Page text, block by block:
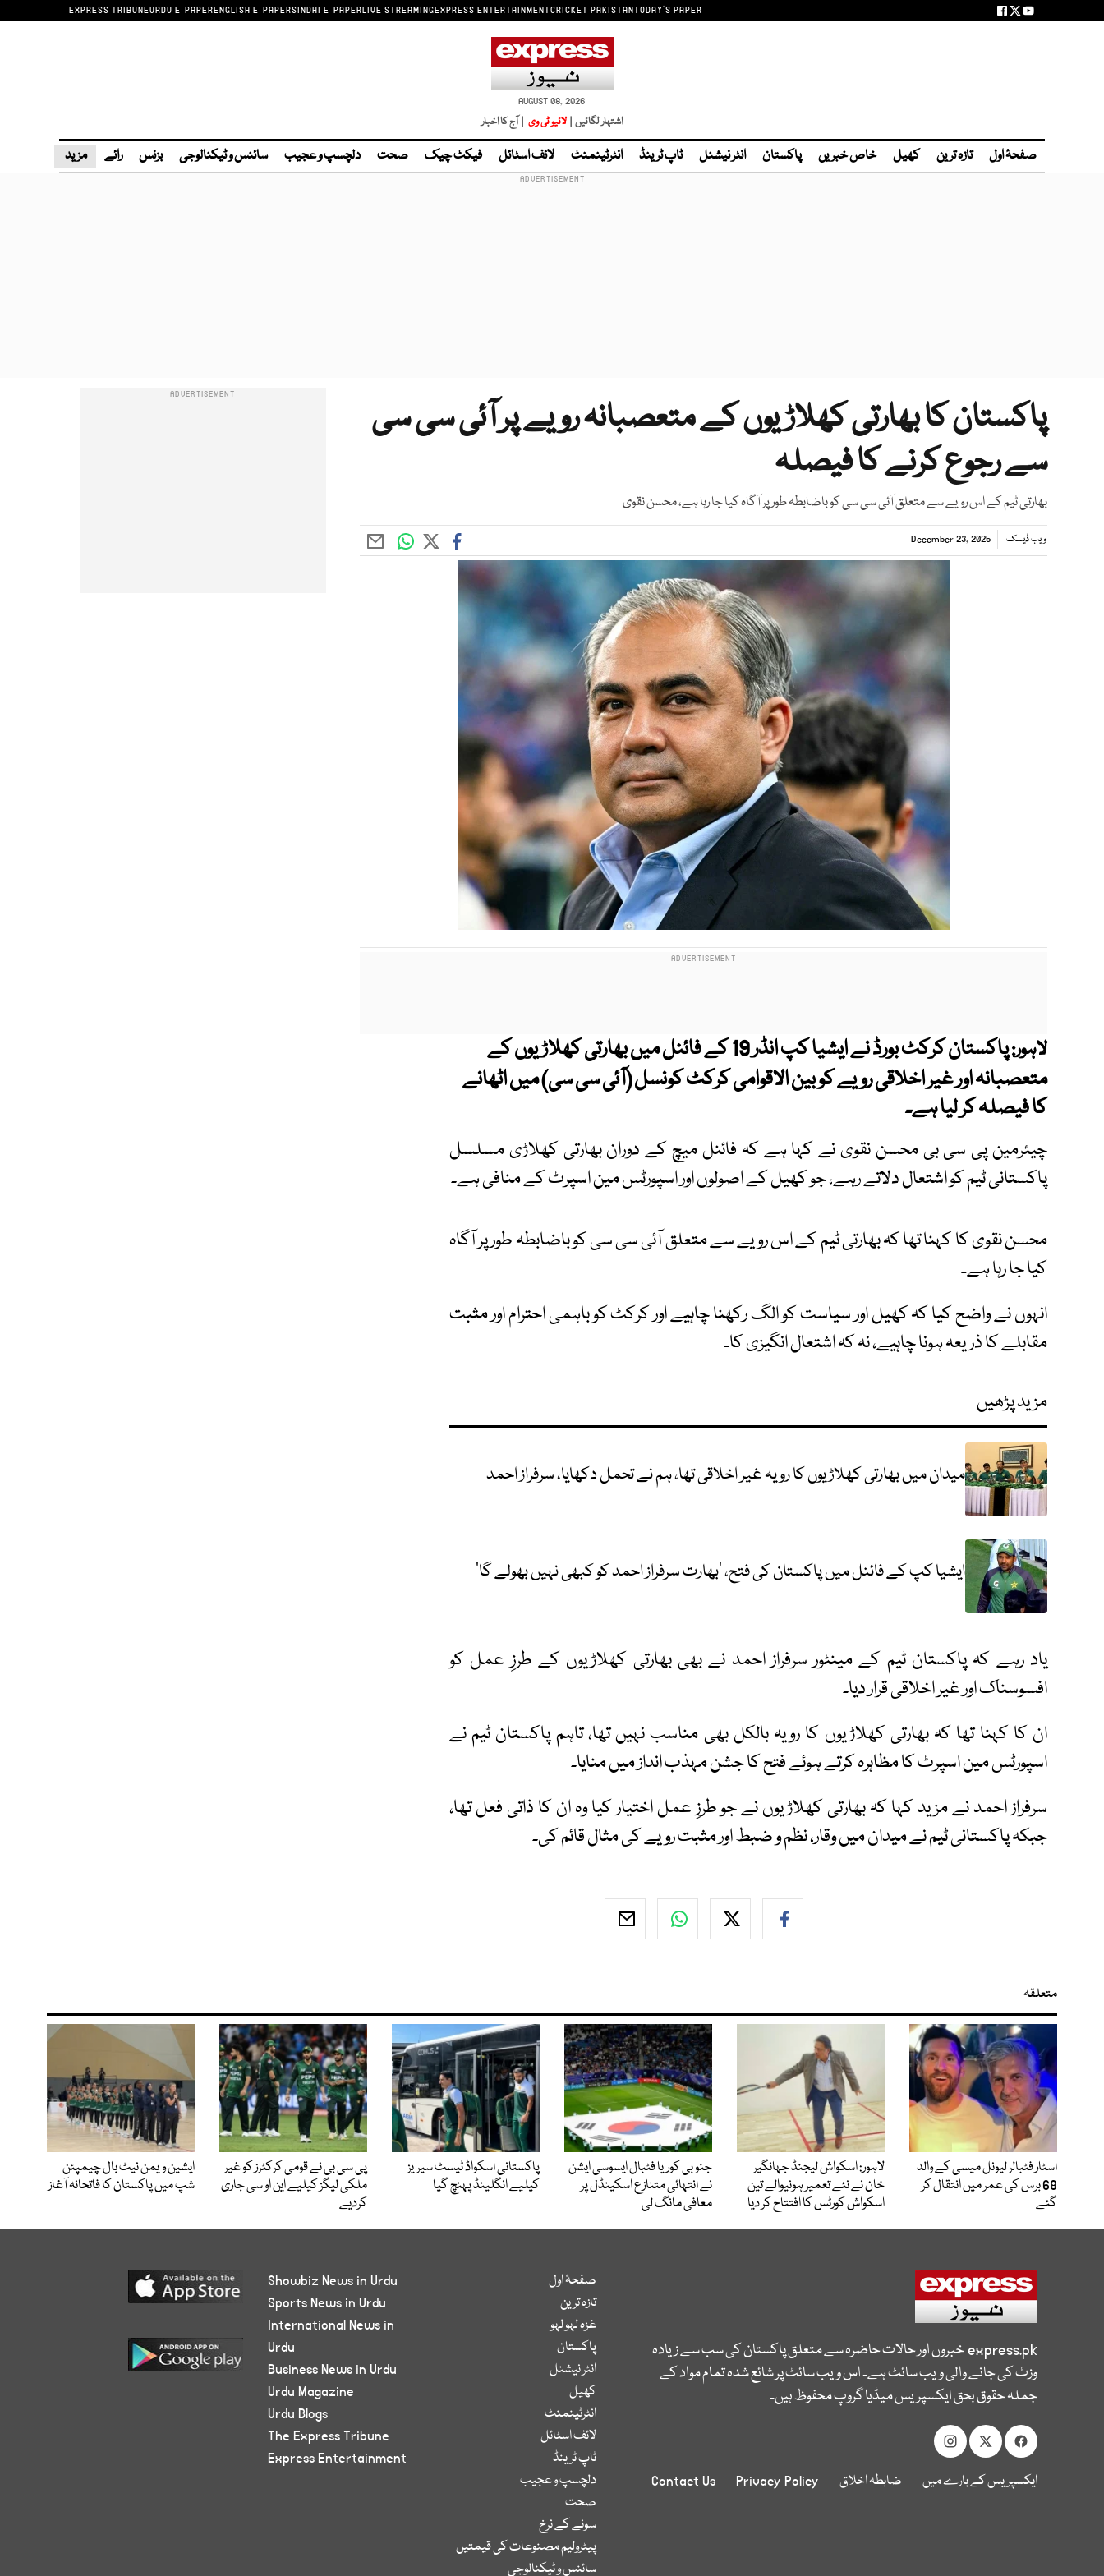
EXPRESS TRIBUNEURDU E-PAPERENGLISH E-PAPERSINDHI E-PAPERLIVE STREAMINGEXPRESS ENTERTAINMENTCRICKET PAKISTANTODAY'S PAPER
AUGUST 08, 2026
اشتہار لگائیں | لائیو ٹی وی | آج کا اخبار
صفحۂ اول تازہ ترین کھیل خاص خبریں پاکستان انٹر نیشنل ٹاپ ٹرینڈ انٹرٹینمنٹ لائف اسٹائل فیکٹ چیک صحت دلچسپ و عجیب سائنس و ٹیکنالوجی بزنس رائے مزید
پاکستان کا بھارتی کھلاڑیوں کے متعصبانہ رویے پر آئی سی سی
سے رجوع کرنے کا فیصلہ
بھارتی ٹیم کے اس رویے سے متعلق آئی سی سی کو باضابطہ طور پر آگاہ کیا جا رہا ہے، محسن نقوی
ویب ڈیسک December 23, 2025
لاہور:
پاکستان کرکٹ بورڈ نے ایشیا کپ انڈر 19 کے فائنل میں بھارتی کھلاڑیوں کے
متعصبانہ اور غیر اخلاقی رویے کو بین الاقوامی کرکٹ کونسل (آئی سی سی) میں اٹھانے
کا فیصلہ کر لیا ہے۔
چیئرمین پی سی بی محسن نقوی نے کہا ہے کہ فائنل میچ کے دوران بھارتی کھلاڑی مسلسل
پاکستانی ٹیم کو اشتعال دلاتے رہے، جو کھیل کے اصولوں اور اسپورٹس مین اسپرٹ کے منافی ہے۔
محسن نقوی کا کہنا تھا کہ بھارتی ٹیم کے اس رویے سے متعلق آئی سی سی کو باضابطہ طور پر آگاہ
کیا جا رہا ہے۔
انہوں نے واضح کیا کہ کھیل اور سیاست کو الگ رکھنا چاہیے اور کرکٹ کو باہمی احترام اور مثبت
مقابلے کا ذریعہ ہونا چاہیے، نہ کہ اشتعال انگیزی کا۔
مزید پڑھیں
میدان میں بھارتی کھلاڑیوں کا رویہ غیر اخلاقی تھا، ہم نے تحمل دکھایا، سرفراز احمد
ایشیا کپ کے فائنل میں پاکستان کی فتح، ’بھارت سرفراز احمد کو کبھی نہیں بھولے گا‘
یاد رہے کہ پاکستان ٹیم کے مینٹور سرفراز احمد نے بھی بھارتی کھلاڑیوں کے طرزِ عمل کو
افسوسناک اور غیر اخلاقی قرار دیا۔
ان کا کہنا تھا کہ بھارتی کھلاڑیوں کا رویہ بالکل بھی مناسب نہیں تھا، تاہم پاکستان ٹیم نے
اسپورٹس مین اسپرٹ کا مظاہرہ کرتے ہوئے فتح کا جشن مہذب انداز میں منایا۔
سرفراز احمد نے مزید کہا کہ بھارتی کھلاڑیوں نے جو طرزِ عمل اختیار کیا وہ ان کا ذاتی فعل تھا،
جبکہ پاکستانی ٹیم نے میدان میں وقار، نظم و ضبط اور مثبت رویے کی مثال قائم کی۔
متعلقہ
اسٹار فٹبالر لیونل میسی کے والد
68 برس کی عمر میں انتقال کر
گئے
لاہور: اسکواش لیجنڈ جہانگیر
خان نے نئے تعمیر ہونیوالے تین
اسکواش کورٹس کا افتتاح کر دیا
جنوبی کوریا فٹبال ایسوسی ایشن
نے انتہائی متنازع اسکینڈل پر
معافی مانگ لی
پاکستانی اسکواڈ ٹیسٹ سیریز
کیلیے انگلینڈ پہنچ گیا
پی سی بی نے قومی کرکٹرز کو غیر
ملکی لیگز کیلیے این او سی جاری
کردیے
ایشین ویمن نیٹ بال چیمپئن
شپ میں پاکستان کا فاتحانہ آغاز
express.pkخبروں اور حالات حاضرہ سے متعلق پاکستان کی سب سے زیادہ
وزٹ کی جانے والی ویب سائٹ ہے۔ اس ویب سائٹ پر شائع شدہ تمام مواد کے
جملہ حقوق بحق ایکسپریس میڈیا گروپ محفوظ ہیں۔
ایکسپریس کے بارے میں ضابطہ اخلاق Privacy Policy
Contact Us
صفحۂ اول
تازہ ترین
غزہ لہو لہو
پاکستان
انٹر نیشنل
کھیل
انٹرٹینمنٹ
لائف اسٹائل
ٹاپ ٹرینڈ
دلچسپ و عجیب
صحت
سونے کے نرخ
پیٹرولیم مصنوعات کی قیمتیں
سائنس و ٹیکنالوجی
Showbiz News in Urdu
Sports News in Urdu
International News in
Urdu
Business News in Urdu
Urdu Magazine
Urdu Blogs
The Express Tribune
Express Entertainment